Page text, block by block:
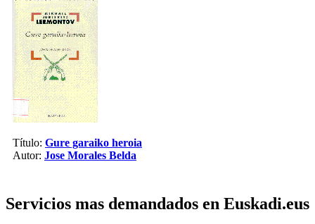
Título: Gure garaiko heroia
Autor: Jose Morales Belda
Servicios mas demandados en Euskadi.eus